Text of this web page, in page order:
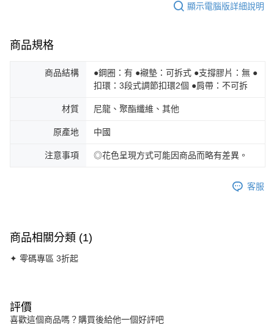
顯示電腦版詳細說明
商品規格
商品結構
●鋼圈：有 ●襯墊：可拆式 ●支撐膠片：無 ●
扣環：3段式調節扣環2個 ●肩帶：不可拆
材質 尼龍、聚酯纖維、其他
原產地 中國
注意事項 ◎花色呈現方式可能因商品而略有差異。
客服
商品相關分類 (1)
✦ 零碼專區 3折起
評價
喜歡這個商品嗎？購買後給他一個好評吧